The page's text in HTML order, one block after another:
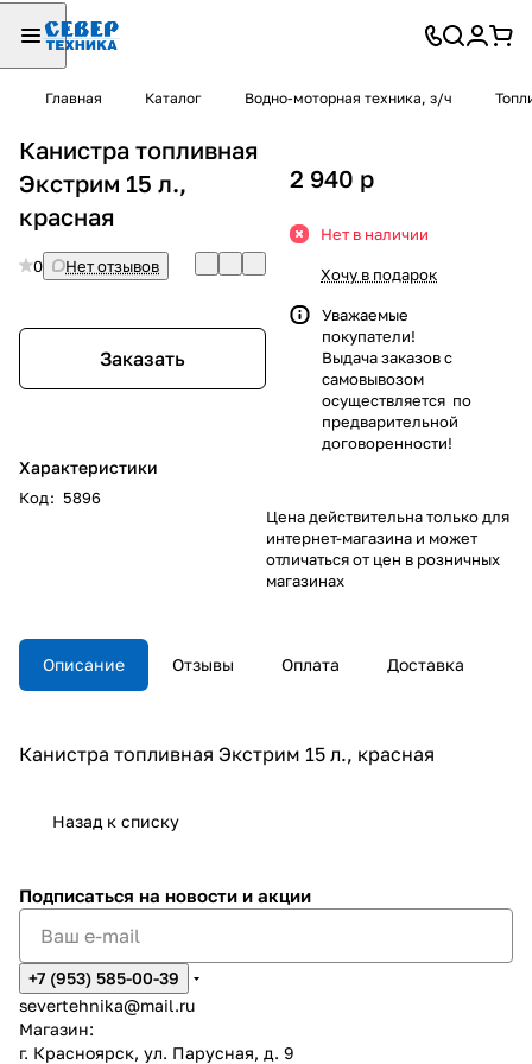
Главная Каталог Водно-моторная техника, з/ч
Канистра топливная
Экстрим 15 л.,
красная
0 Нет отзывов
Заказать
Характеристики
Код: 5896
2 940 p
Нет в наличии
Хочу в подарок
Уважаемые
покупатели!
Выдача заказов с
самовывозом
осуществляется по
предварительной
договоренности!
Цена действительна только для
интернет-магазина и может
отличаться от цен в розничных
магазинах
Описание Отзывы Оплата Доставка
Канистра топливная Экстрим 15 л., красная
Назад к списку
Подписаться на новости и акции
+7 (953) 585-00-39
severtehnika@mail.ru
Магазин:
г. Красноярск, ул. Парусная, д. 9